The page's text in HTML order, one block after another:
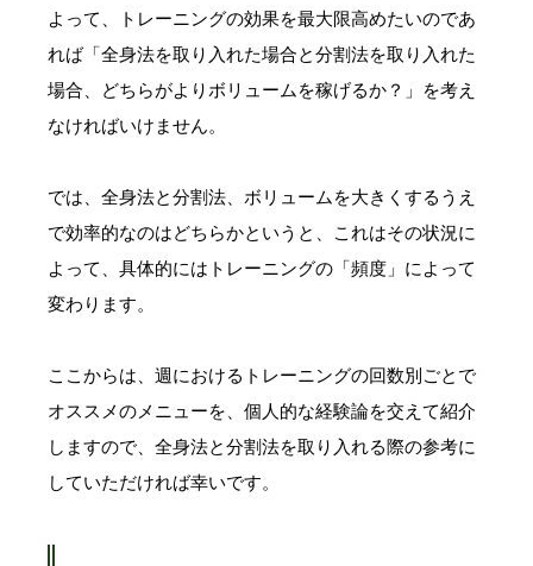
よって、トレーニングの効果を最大限高めたいのであ
れば「全身法を取り入れた場合と分割法を取り入れた
場合、どちらがよりボリュームを稼げるか？」を考え
なければいけません。
では、全身法と分割法、ボリュームを大きくするうえ
で効率的なのはどちらかというと、これはその状況に
よって、具体的にはトレーニングの「頻度」によって
変わります。
ここからは、週におけるトレーニングの回数別ごとで
オススメのメニューを、個人的な経験論を交えて紹介
しますので、全身法と分割法を取り入れる際の参考に
していただければ幸いです。